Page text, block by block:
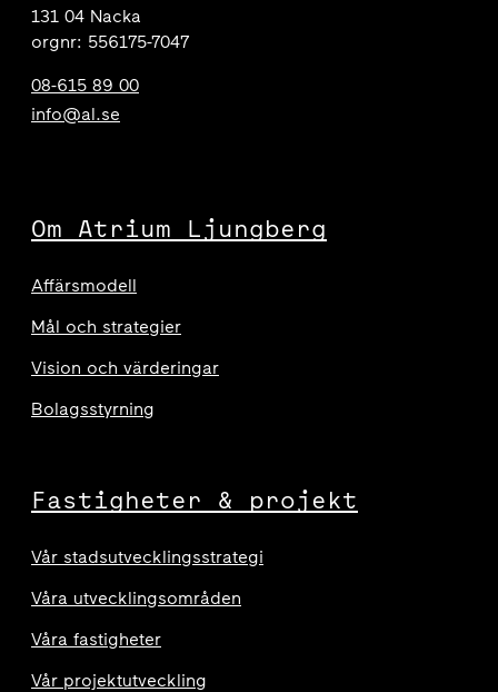
131 04 Nacka
orgnr: 556175-7047
08-615 89 00
info@al.se
Om Atrium Ljungberg
Affärsmodell
Mål och strategier
Vision och värderingar
Bolagsstyrning
Fastigheter & projekt
Vår stadsutvecklingsstrategi
Våra utvecklingsområden
Våra fastigheter
Vår projektutveckling